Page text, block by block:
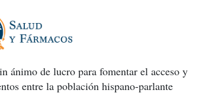
ánimo de lucro para fomentar el acceso y
entre la población hispano-parlante